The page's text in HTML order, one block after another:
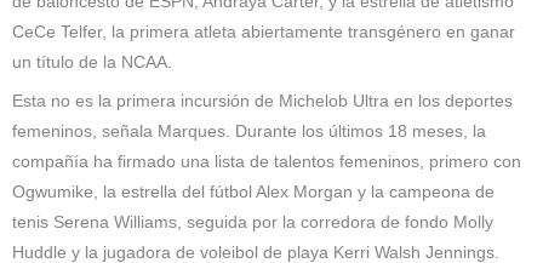
CeCe Telfer, la primera atleta abiertamente transgénero en ganar
un título de la NCAA.
Esta no es la primera incursión de Michelob Ultra en los deportes
femeninos, señala Marques. Durante los últimos 18 meses, la
compañía ha firmado una lista de talentos femeninos, primero con
Ogwumike, la estrella del fútbol Alex Morgan y la campeona de
tenis Serena Williams, seguida por la corredora de fondo Molly
Huddle y la jugadora de voleibol de playa Kerri Walsh Jennings.